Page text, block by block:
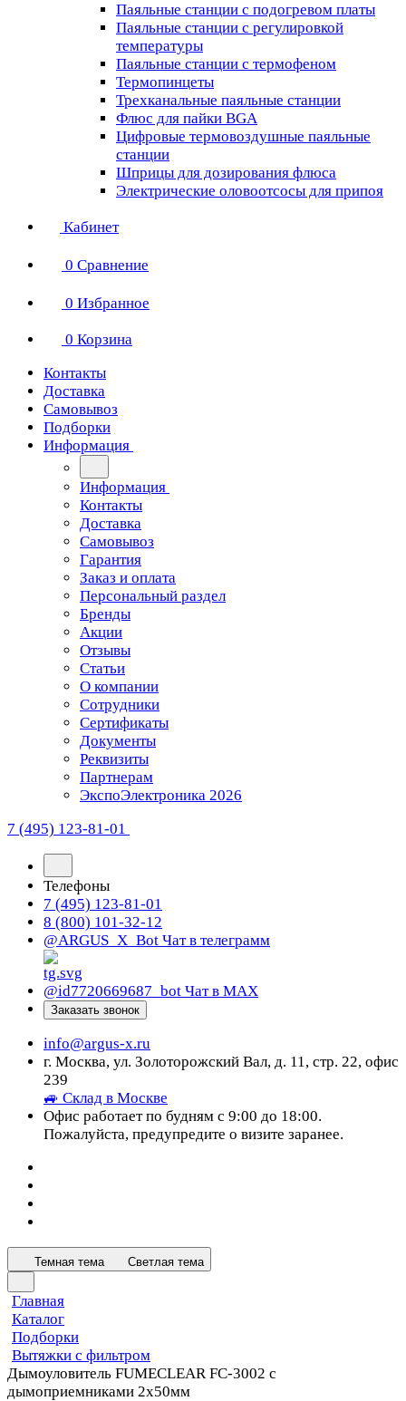
Паяльные станции с подогревом платы
Паяльные станции с регулировкой
температуры
Паяльные станции с термофеном
Термопинцеты
Трехканальные паяльные станции
Флюс для пайки BGA
Цифровые термовоздушные паяльные
станции
Шприцы для дозирования флюса
Электрические оловоотсосы для припоя
Кабинет
0 Сравнение
0 Избранное
0 Корзина
Контакты
Доставка
Самовывоз
Подборки
Информация
Информация
Контакты
Доставка
Самовывоз
Гарантия
Заказ и оплата
Персональный раздел
Бренды
Акции
Отзывы
Статьи
О компании
Сотрудники
Сертификаты
Документы
Реквизиты
Партнерам
ЭкспоЭлектроника 2026
7 (495) 123-81-01
Телефоны
7 (495) 123-81-01
8 (800) 101-32-12
@ARGUS_X_Bot Чат в телеграмм
@id7720669687_bot Чат в МАХ
Заказать звонок
info@argus-x.ru
г. Москва, ул. Золоторожский Вал, д. 11, стр. 22, офис
239
🚙 Склад в Москве
Офис работает по будням с 9:00 до 18:00.
Пожалуйста, предупредите о визите заранее.
Темная тема Светлая тема
Главная
Каталог
Подборки
Вытяжки с фильтром
Дымоуловитель FUMECLEAR FC-3002 с
дымоприемниками 2х50мм